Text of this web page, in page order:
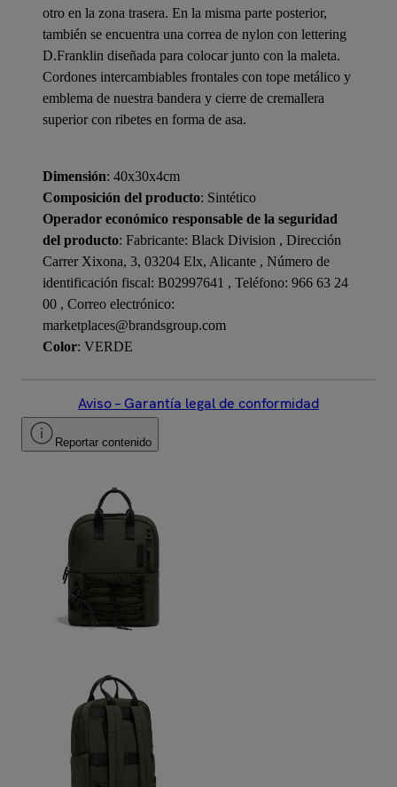
otro en la zona trasera. En la misma parte posterior,
también se encuentra una correa de nylon con lettering
D.Franklin diseñada para colocar junto con la maleta.
Cordones intercambiables frontales con tope metálico y
emblema de nuestra bandera y cierre de cremallera
superior con ribetes en forma de asa.
Dimensión: 40x30x4cm
Composición del producto: Sintético
Operador económico responsable de la seguridad
del producto: Fabricante: Black Division , Dirección
Carrer Xixona, 3, 03204 Elx, Alicante , Número de
identificación fiscal: B02997641 , Teléfono: 966 63 24
00 , Correo electrónico:
marketplaces@brandsgroup.com
Color: VERDE
Aviso – Garantía legal de conformidad
Reportar contenido